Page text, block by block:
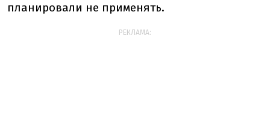
планировали не применять.
РЕКЛАМА: